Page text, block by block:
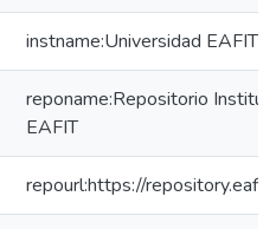
instname:Universidad EAFIT
reponame:Repositorio
EAFIT
repourl:https://